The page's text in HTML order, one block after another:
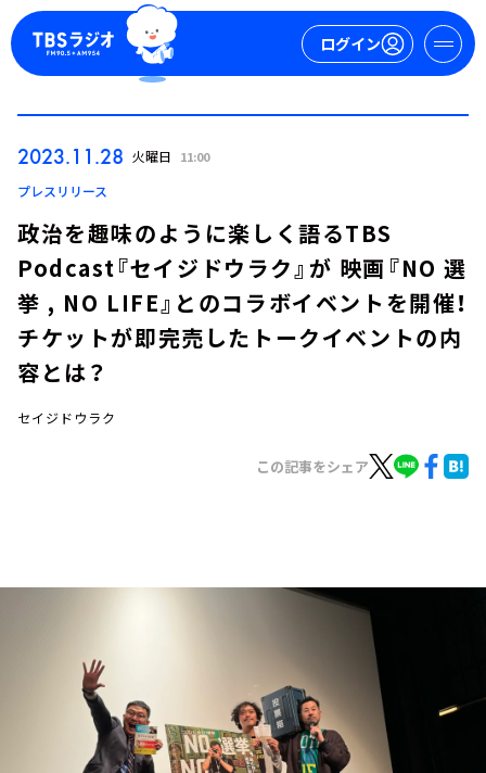
ログイン
週間番組表
2023.11.28 火曜日 11:00
プレスリリース
政治を趣味のように楽しく語るTBS
Podcast『セイジドウラク』が 映画『NO 選
挙 , NO LIFE』とのコラボイベントを開催！
チケットが即完売したトークイベントの内
容とは？
セイジドウラク
この記事をシェア